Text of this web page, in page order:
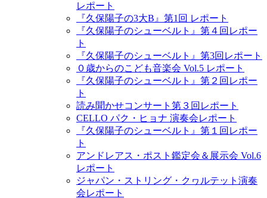
レポート
『久保陽子の3大B』第1回 レポート
『久保陽子のシューベルト』第４回レポー
ト
『久保陽子のシューベルト』第3回レポート
０歳からのこども音楽会 Vol.5 レポート
『久保陽子のシューベルト』第２回レポー
ト
読み聞かせコンサート第３回レポート
CELLO パク・ヒョナ 演奏会レポート
『久保陽子のシューベルト』第１回レポー
ト
アンドレアス・ポスト鑑定会＆展示会 Vol.6
レポート
ジャパン・ストリング・クヮルテット演奏
会レポート